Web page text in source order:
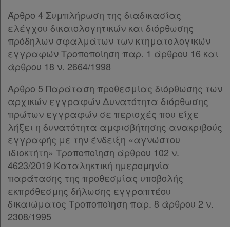
Παρ.2
Άρθρο 20
Άρθρο 21 [-]
Παρ.1
Παρ.2
Άρθρο 22
Άρθρο 23
ΜΕΡΟΣ Γ’ [-]
Άρθρο 24
Άρθρο 25 [-]
Παρ.1
Παρ.2
Άρθρο 26 [-]
Παρ.1
Παρ.2
Άρθρο 4 Συμπλήρωση της διαδικασίας
ελέγχου δικαιολογητικών και διόρθωσης
πρόδηλων σφαλμάτων των κτηματολογικών
εγγραφών Τροποποίηση παρ. 1 άρθρου 16 και
άρθρου 18 ν. 2664/1998
Άρθρο 5 Παράταση προθεσμίας διόρθωσης των
αρχικών εγγραφών Δυνατότητα διόρθωσης
πρώτων εγγραφών σε περιοχές που είχε
λήξει η δυνατότητα αμφισβήτησης ανακριβούς
εγγραφής με την ένδειξη «αγνώστου
ιδιοκτήτη» Τροποποίηση άρθρου 102 ν.
4623/2019 Καταληκτική ημερομηνία
παράτασης της προθεσμίας υποβολής
εκπρόθεσμης δήλωσης εγγραπτέου
δικαιώματος Τροποποίηση παρ. 8 άρθρου 2 ν.
2308/1995